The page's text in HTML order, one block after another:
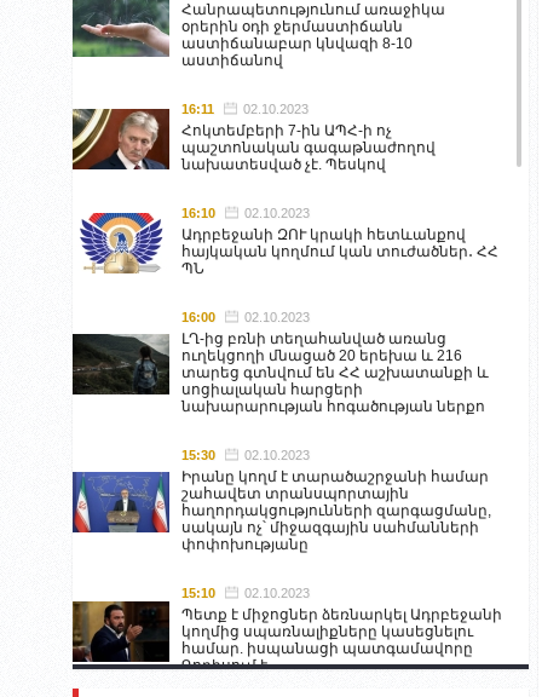
Հանրապետությունում առաջիկա
օրերին օդի ջերմաստիճանն
աստիճանաբար կնվազի 8-10
աստիճանով
16:11 02.10.2023
Հոկտեմբերի 7-ին ԱՊՀ-ի ոչ
պաշտոնական գագաթնաժողով
նախատեսված չէ. Պեսկով
16:10 02.10.2023
Ադրբեջանի ԶՈՒ կրակի հետևանքով
հայկական կողմում կան տուժածներ․ ՀՀ
ՊՆ
16:00 02.10.2023
ԼՂ-ից բռնի տեղահանված առանց
ուղեկցողի մնացած 20 երեխա և 216
տարեց գտնվում են ՀՀ աշխատանքի և
սոցիալական հարցերի
նախարարության հոգածության ներքո
15:30 02.10.2023
Իրանը կողմ է տարածաշրջանի համար
շահավետ տրանսպորտային
հաղորդակցությունների զարգացմանը,
սակայն ոչ՝ միջազգային սահմանների
փոփոխությանը
15:10 02.10.2023
Պետք է միջոցներ ձեռնարկել Ադրբեջանի
կողմից սպառնալիքները կասեցնելու
համար. իսպանացի պատգամավորը
Գորիսում է